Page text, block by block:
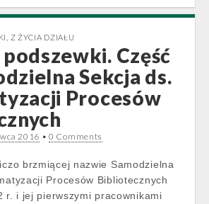
Z ŻYCIA DZIAŁU
Część
Sekcja ds.
Procesów
2016 •0 Comments
brzmiącej nazwie Samodzielna
Procesów Bibliotecznych
r. i jej pierwszymi pracownikami